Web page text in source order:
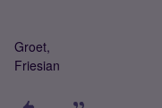
Groet,
Friesian